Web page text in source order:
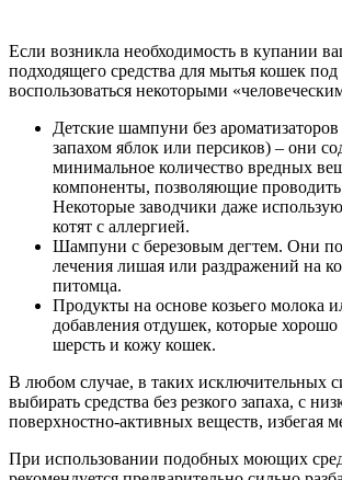
Если возникла необходимость в купании
подходящего средства для мытья кошек
воспользоваться некоторыми
Детские шампуни без
запахом яблок или персиков) – они
минимальное количество вредных
компоненты, позволяющие проводить
Некоторые заводчики даже
котят с аллергией.
Шампуни с березовым дегтем. Они
лечения лишая или раздражений на
питомца.
Продукты на основе козьего молока
добавления отдушек, которые
шерсть и кожу кошек.
В любом случае, в таких исключительных
выбирать средства без резкого запаха, с
поверхностно-активных веществ, избегая
При использовании подобных моющих